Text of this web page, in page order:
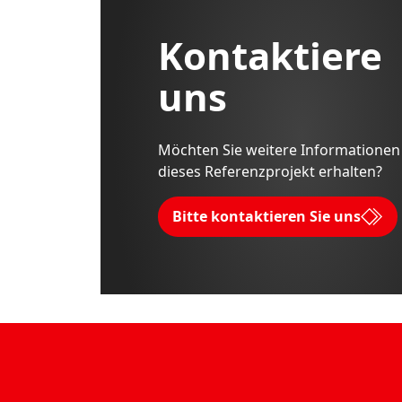
Kontaktiere
uns
Möchten Sie weitere
dieses Referenzprojekt erhalten?
Bitte kontaktieren Sie uns